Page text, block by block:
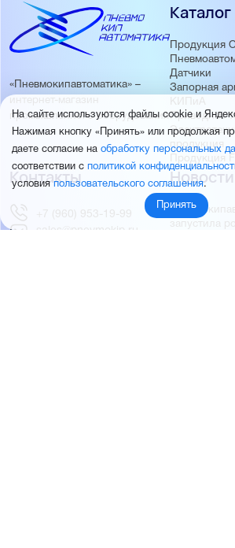
«Пневмокипавтоматика» –
интернет-магазин
промышленного оборудования
Каталог
Продукция
Датчики
Запорная
КИПиА
Приводная
продукция
Продукция
Новости
запустила
Контакты
+7 (960) 953-19-99
sales@pnevmokip.ru
На сайте используются файлы cookie и
Нажимая кнопку «Принять» или продолжая
даете согласие на обработку персональных
соответствии с политикой
условияпользовательского соглашения.
Принять